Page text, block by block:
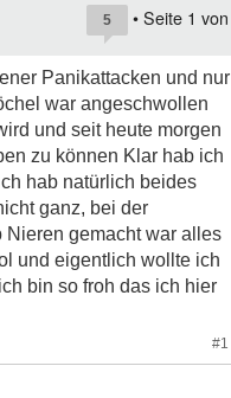
5 • Seite 1 von
Panikattacken und nur
war angeschwollen
und seit heute morgen
zu können Klar hab ich
hab natürlich beides
ganz, bei der
gemacht war alles
und eigentlich wollte ich
bin so froh das ich hier
#1